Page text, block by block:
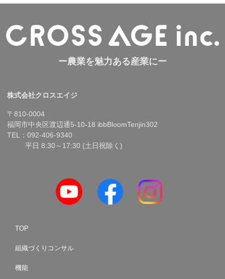
ー農業を魅力ある産業にー
株式会社クロスエイジ
〒810-0004
福岡市中央区渡辺通5-10-18 ibbBloomTenjin302
TEL：092-406-9340
平日 8:30～17:30 (土日祝除く)
TOP
組織づくりコンサル
機能